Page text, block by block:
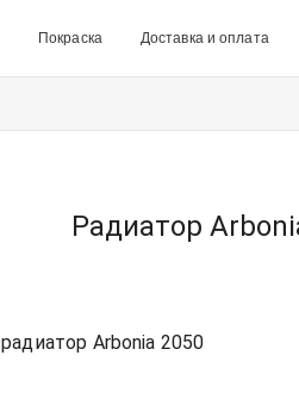
Покраска Доставка и оплата
Радиатор